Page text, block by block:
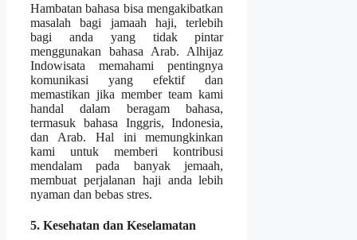
Hambatan bahasa bisa mengakibatkan
masalah bagi jamaah haji, terlebih
bagi anda yang tidak pintar
menggunakan bahasa Arab. Alhijaz
Indowisata memahami pentingnya
komunikasi yang efektif dan
memastikan jika member team kami
handal dalam beragam bahasa,
termasuk bahasa Inggris, Indonesia,
dan Arab. Hal ini memungkinkan
kami untuk memberi kontribusi
mendalam pada banyak jemaah,
membuat perjalanan haji anda lebih
nyaman dan bebas stres.
5. Kesehatan dan Keselamatan